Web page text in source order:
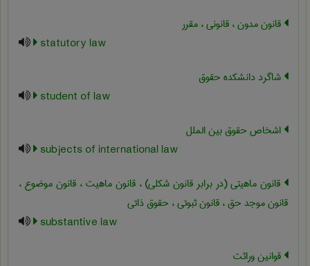
قانون مدون ، قانونی ، مقرر
statutory law
شاگرد دانشکده حقوق
student of law
اشخاص حقوق بین الملل
subjects of international law
قانون ماهیتی (در برابر قانون شکلی) ، قانون ماهیت ، قانون موضوع ،
قانون موجد حق ، قانون ثبوتی ، حقوق ذاتی
substantive law
قوانین وراثت